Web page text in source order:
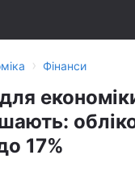
› Фінанси
17%